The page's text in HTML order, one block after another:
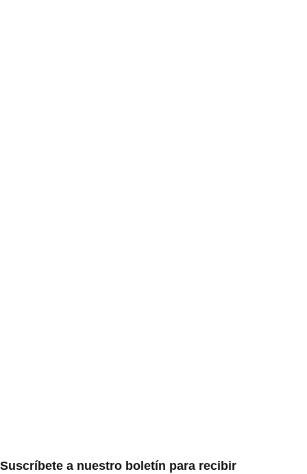
Suscríbete a nuestro boletín para recibir